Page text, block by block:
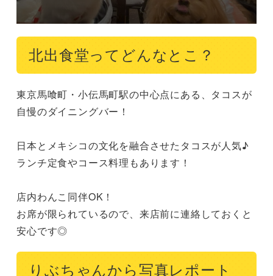
北出食堂ってどんなとこ？
東京馬喰町・小伝馬町駅の中心点にある、タコスが
自慢のダイニングバー！
日本とメキシコの文化を融合させたタコスが人気♪
ランチ定食やコース料理もあります！
店内わんこ同伴OK！​
お席が限られているので、来店前に連絡しておくと
安心です◎
りぶちゃんから写真レポート